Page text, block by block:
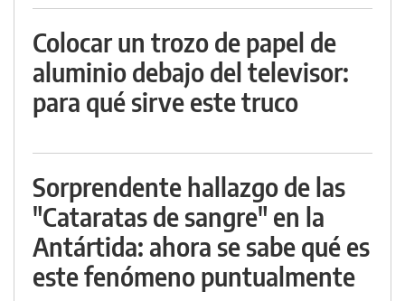
Colocar un trozo de papel de
aluminio debajo del televisor:
para qué sirve este truco
Sorprendente hallazgo de las
"Cataratas de sangre" en la
Antártida: ahora se sabe qué es
este fenómeno puntualmente